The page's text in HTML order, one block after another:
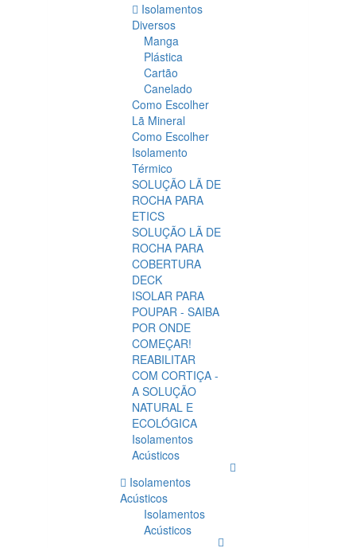
Isolamentos
Diversos
Manga
Plástica
Cartão
Canelado
Como Escolher
Lã Mineral
Como Escolher
Isolamento
Térmico
SOLUÇÃO LÃ DE
ROCHA PARA
ETICS
SOLUÇÃO LÃ DE
ROCHA PARA
COBERTURA
DECK
ISOLAR PARA
POUPAR - SAIBA
POR ONDE
COMEÇAR!
REABILITAR
COM CORTIÇA -
A SOLUÇÃO
NATURAL E
ECOLÓGICA
Isolamentos
Acústicos
Isolamentos
Acústicos
Isolamentos
Acústicos